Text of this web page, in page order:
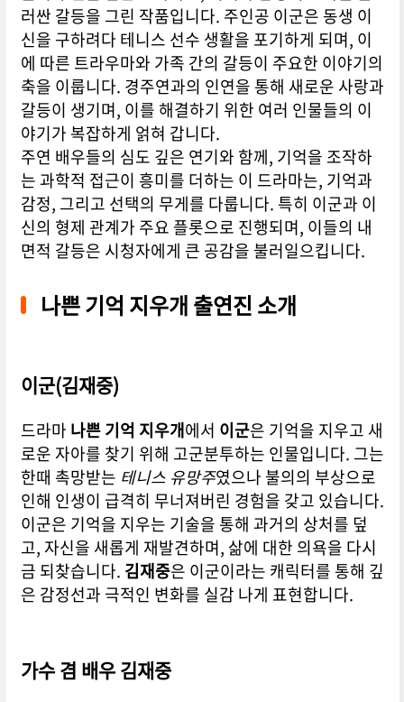
러싼 갈등을 그린 작품입니다. 주인공 이군은 동생 이
신을 구하려다 테니스 선수 생활을 포기하게 되며, 이
에 따른 트라우마와 가족 간의 갈등이 주요한 이야기의
축을 이룹니다. 경주연과의 인연을 통해 새로운 사랑과
갈등이 생기며, 이를 해결하기 위한 여러 인물들의 이
야기가 복잡하게 얽혀 갑니다.
주연 배우들의 심도 깊은 연기와 함께, 기억을 조작하
는 과학적 접근이 흥미를 더하는 이 드라마는, 기억과
감정, 그리고 선택의 무게를 다룹니다. 특히 이군과 이
신의 형제 관계가 주요 플롯으로 진행되며, 이들의 내
면적 갈등은 시청자에게 큰 공감을 불러일으킵니다.
나쁜 기억 지우개 출연진 소개
이군(김재중)
드라마 나쁜 기억 지우개에서 이군은 기억을 지우고 새
로운 자아를 찾기 위해 고군분투하는 인물입니다. 그는
한때 촉망받는 테니스 유망주였으나 불의의 부상으로
인해 인생이 급격히 무너져버린 경험을 갖고 있습니다.
이군은 기억을 지우는 기술을 통해 과거의 상처를 덮
고, 자신을 새롭게 재발견하며, 삶에 대한 의욕을 다시
금 되찾습니다. 김재중은 이군이라는 캐릭터를 통해 깊
은 감정선과 극적인 변화를 실감 나게 표현합니다.
가수 겸 배우 김재중